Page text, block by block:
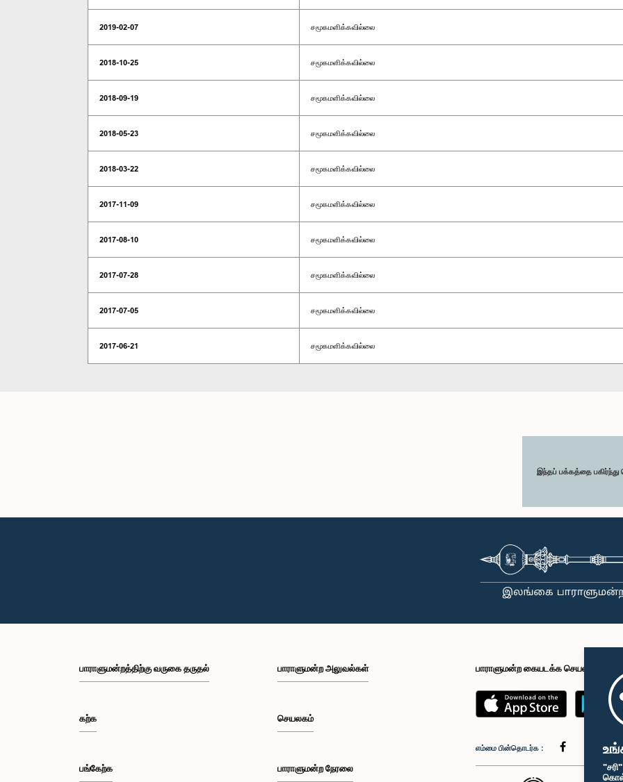
2019-02-07 சமூகமளிக்கவில்லை
2018-10-25 சமூகமளிக்கவில்லை
2018-09-19 சமூகமளிக்கவில்லை
2018-05-23 சமூகமளிக்கவில்லை
2018-03-22 சமூகமளிக்கவில்லை
2017-11-09 சமூகமளிக்கவில்லை
2017-08-10 சமூகமளிக்கவில்லை
2017-07-28 சமூகமளிக்கவில்லை
2017-07-05 சமூகமளிக்கவில்லை
2017-06-21 சமூகமளிக்கவில்லை
இந்தப் பக்கத்தை
பாராளுமன்றத்திற்கு வருகை தருதல்
கற்க
பங்கேற்க
பாராளுமன்ற அலுவல்கள்
செயலகம்
பாராளுமன்ற நேரலை
பாராளுமன்ற கையடக்க செயலி
எம்மை பின்தொடர்க :